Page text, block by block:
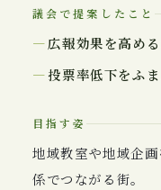
議会で提案したこと
広報効果を高め
投票率低下をふ
目指す姿
地域教室や地域企
係でつながる街。